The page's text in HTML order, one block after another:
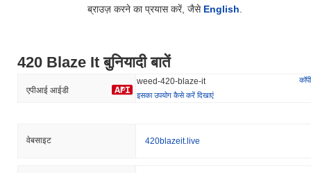
ब्राउज़ करने का प्रयास करें, जैसे English
420 Blaze It बुनियादी बातें
एपीआई आईडी
weed-420-blaze-it
कॉपी
इसका उपयोग कैसे करें दिखाएं
वेबसाइट 420blazeit.live